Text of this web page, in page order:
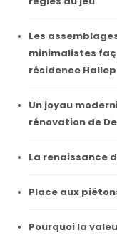
Les
minimalistes
résidence
Un joyau
rénovation de
La renaissance
Place aux
Pourquoi la